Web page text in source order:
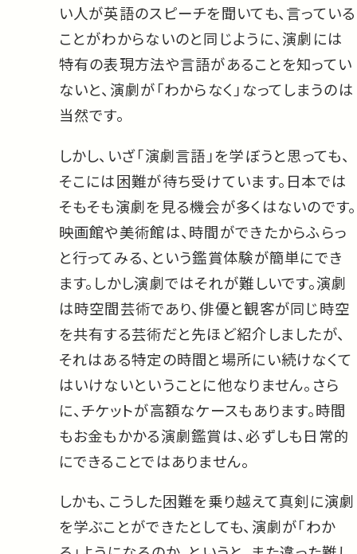
い人が英語のスピーチを聞いても、言っている
ことがわからないのと同じように、演劇には
特有の表現方法や言語があることを知ってい
ないと、演劇が「わからなく」なってしまうのは
当然です。
しかし、いざ「演劇言語」を学ぼうと思っても、
そこには困難が待ち受けています。日本では
そもそも演劇を見る機会が多くはないのです。
映画館や美術館は、時間ができたからふらっ
と行ってみる、という鑑賞体験が簡単にでき
ます。しかし演劇ではそれが難しいです。演劇
は時空間芸術であり、俳優と観客が同じ時空
を共有する芸術だと先ほど紹介しましたが、
それはある特定の時間と場所にい続けなくて
はいけないということに他なりません。さら
に、チケットが高額なケースもあります。時間
もお金もかかる演劇鑑賞は、必ずしも日常的
にできることではありません。
しかも、こうした困難を乗り越えて真剣に演劇
を学ぶことができたとしても、演劇が「わか